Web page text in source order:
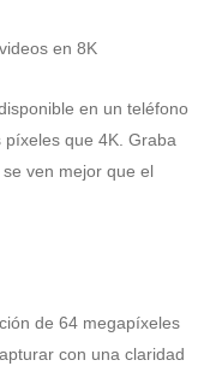
en 8K
en un teléfono
que 4K. Graba
ven mejor que el
de 64 megapíxeles
con una claridad